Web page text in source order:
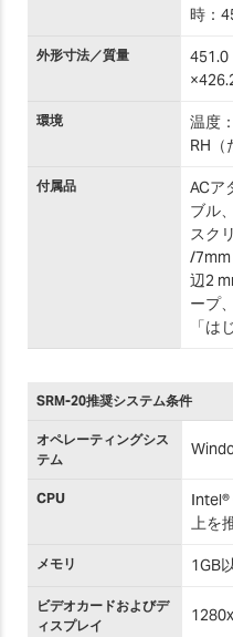
時：
外形寸法／質量
451.0
環境
温度
RH（
付属品
ACア
ブル
スク
/7mm
辺2
ープ
「は
SRM-20推奨システム条件
オペレーティングシス
テム
CPU
上を
メモリ 1GB
ビデオカードおよびデ
ィスプレイ